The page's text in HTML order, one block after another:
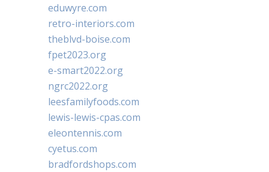
eduwyre.com
retro-interiors.com
theblvd-boise.com
fpet2023.org
e-smart2022.org
ngrc2022.org
leesfamilyfoods.com
lewis-lewis-cpas.com
eleontennis.com
cyetus.com
bradfordshops.com